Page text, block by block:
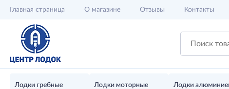
Главная страница О магазине Отзывы Контакты
Лодки гребные Лодки моторные Лодки